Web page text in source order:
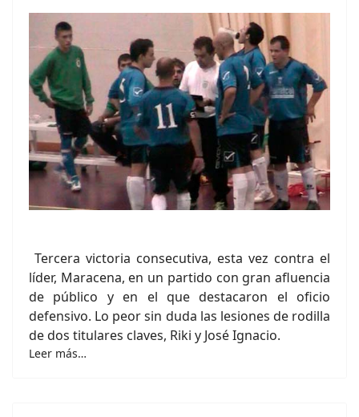
Tercera victoria consecutiva, esta vez contra el
líder, Maracena, en un partido con gran afluencia
de público y en el que destacaron el oficio
defensivo. Lo peor sin duda las lesiones de rodilla
de dos titulares claves, Riki y José Ignacio.
Leer más…